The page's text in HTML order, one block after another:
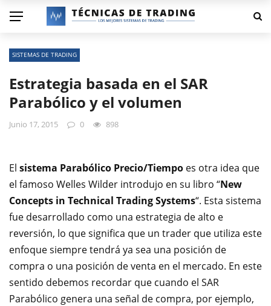
SISTEMAS DE TRADING
Estrategia basada en el SAR
Parabólico y el volumen
Junio 17, 2015 0 898
El sistema Parabólico Precio/Tiempo es otra idea que
el famoso Welles Wilder introdujo en su libro “New
Concepts in Technical Trading Systems“. Esta sistema
fue desarrollado como una estrategia de alto e
reversión, lo que significa que un trader que utiliza este
enfoque siempre tendrá ya sea una posición de
compra o una posición de venta en el mercado. En este
sentido debemos recordar que cuando el SAR
Parabólico genera una señal de compra, por ejemplo,